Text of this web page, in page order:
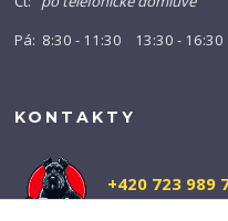
Pá: 8:30 - 11:30 13:30 - 16:30
KONTAKTY
+420 723 989
(Po-Pá, 9-16 hod.)